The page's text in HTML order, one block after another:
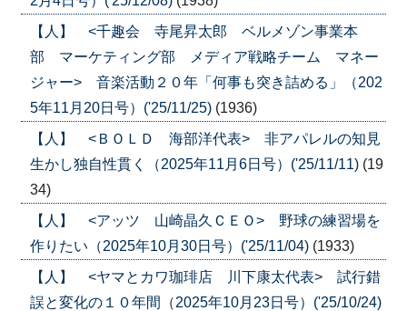
【人】 <千趣会 寺尾昇太郎 ベルメゾン事業本
部 マーケティング部 メディア戦略チーム マネー
ジャー> 音楽活動２０年「何事も突き詰める」（202
5年11月20日号）('25/11/25) (1936)
【人】 <ＢＯＬＤ 海部洋代表> 非アパレルの知見
生かし独自性貫く（2025年11月6日号）('25/11/11) (19
34)
【人】 <アッツ 山崎晶久ＣＥＯ> 野球の練習場を
作りたい（2025年10月30日号）('25/11/04) (1933)
【人】 <ヤマとカワ珈琲店 川下康太代表> 試行錯
誤と変化の１０年間（2025年10月23日号）('25/10/24)